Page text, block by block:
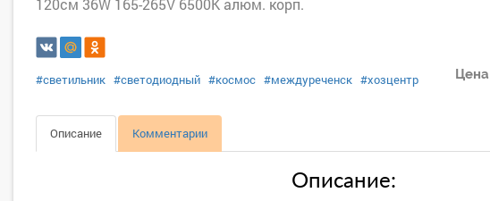
120см 36W 165-265V 6500К алюм. корп.
Цена
#светильник #светодиодный #космос #междуреченск #хозцентр
Описание Комментарии
Описание: